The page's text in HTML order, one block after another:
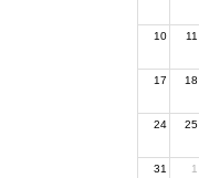
10 11
17 18
24 25
31 1